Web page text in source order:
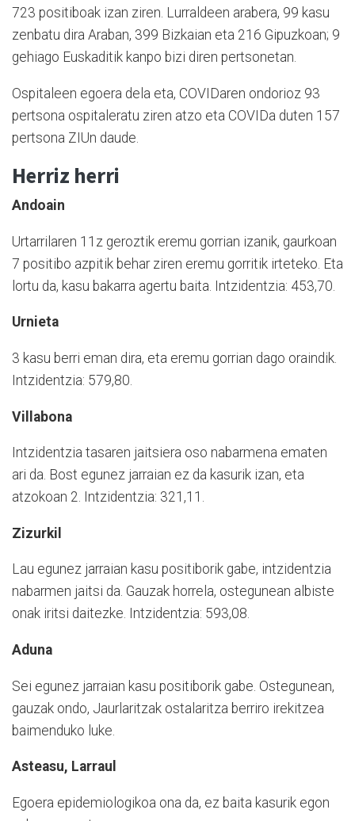
723 positiboak izan ziren. Lurraldeen arabera, 99 kasu
zenbatu dira Araban, 399 Bizkaian eta 216 Gipuzkoan; 9
gehiago Euskaditik kanpo bizi diren pertsonetan.
Ospitaleen egoera dela eta, COVIDaren ondorioz 93
pertsona ospitaleratu ziren atzo eta COVIDa duten 157
pertsona ZIUn daude.
Herriz herri
Andoain
Urtarrilaren 11z geroztik eremu gorrian izanik, gaurkoan
7 positibo azpitik behar ziren eremu gorritik irteteko. Eta
lortu da, kasu bakarra agertu baita. Intzidentzia: 453,70.
Urnieta
3 kasu berri eman dira, eta eremu gorrian dago oraindik.
Intzidentzia: 579,80.
Villabona
Intzidentzia tasaren jaitsiera oso nabarmena ematen
ari da. Bost egunez jarraian ez da kasurik izan, eta
atzokoan 2. Intzidentzia: 321,11.
Zizurkil
Lau egunez jarraian kasu positiborik gabe, intzidentzia
nabarmen jaitsi da. Gauzak horrela, ostegunean albiste
onak iritsi daitezke. Intzidentzia: 593,08.
Aduna
Sei egunez jarraian kasu positiborik gabe. Ostegunean,
gauzak ondo, Jaurlaritzak ostalaritza berriro irekitzea
baimenduko luke.
Asteasu, Larraul
Egoera epidemiologikoa ona da, ez baita kasurik egon